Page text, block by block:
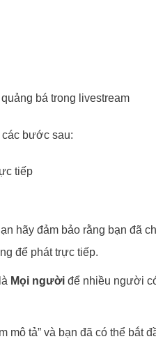
bá trong livestream
các bước sau:
tiếp
hãy đảm bảo rằng bạn đã
để phát trực tiếp.
Mọi người để nhiều người
mô tả” và bạn đã có thể bắt